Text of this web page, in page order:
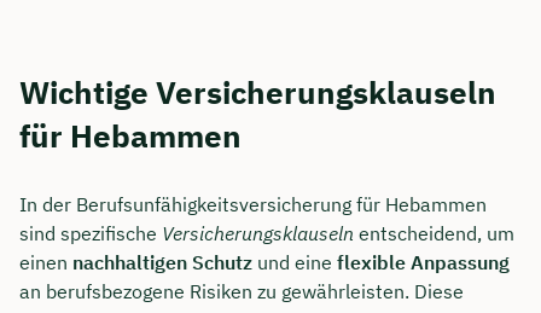
Wichtige Versicherungsklauseln
für Hebammen
In der Berufsunfähigkeitsversicherung für Hebammen
sind spezifische Versicherungsklauseln entscheidend, um
einen nachhaltigen Schutz und eine flexible Anpassung
an berufsbezogene Risiken zu gewährleisten. Diese